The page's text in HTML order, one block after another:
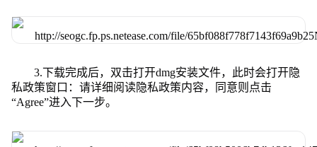
3.下载完成后，双击打开dmg安装文件，此时会打开隐
私政策窗口：请详细阅读隐私政策内容，同意则点击
“Agree”进入下一步。